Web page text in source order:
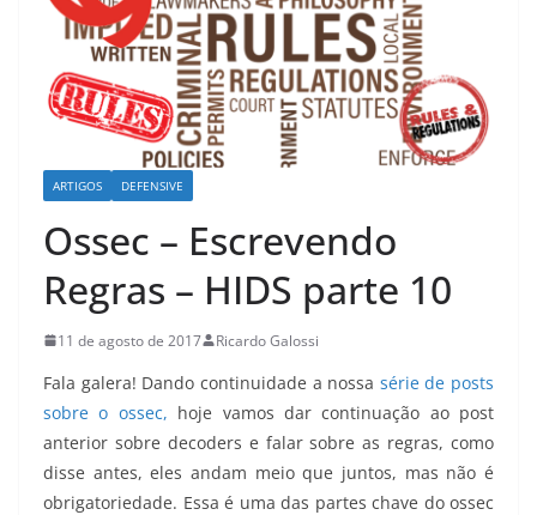
ARTIGOS DEFENSIVE
Ossec – Escrevendo
Regras – HIDS parte 10
11 de agosto de 2017 Ricardo Galossi
Fala galera! Dando continuidade a nossa série de posts
sobre o ossec, hoje vamos dar continuação ao post
anterior sobre decoders e falar sobre as regras, como
disse antes, eles andam meio que juntos, mas não é
obrigatoriedade. Essa é uma das partes chave do ossec